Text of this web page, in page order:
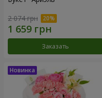
2 074 грн
Заказать